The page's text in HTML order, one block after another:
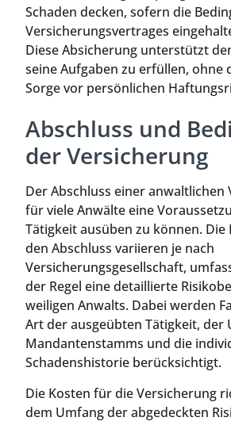
Schaden decken, sofern die
Versicherungsvertrages
Diese Absicherung unterstützt
seine Aufgaben zu erfüllen, ohne
Sorge vor persönlichen
Abschluss und
der Versicherung
Der Abschluss einer anwaltlichen
für viele Anwälte eine
Tätigkeit ausüben zu können.
den Abschluss variieren je nach
Versicherungsgesellschaft,
der Regel eine detaillierte
weiligen Anwalts. Dabei werden
Art der ausgeübten Tätigkeit, der
Mandantenstamms und die
Schadenshistorie berücksichtigt.
Die Kosten für die Versicherung
dem Umfang der abgedeckten